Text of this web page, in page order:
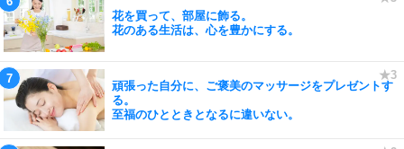
花を買って、部屋に飾る。
花のある生活は、心を豊かにする。
頑張った自分に、ご褒美のマッサージをプレゼントす
る。
至福のひとときとなるに違いない。